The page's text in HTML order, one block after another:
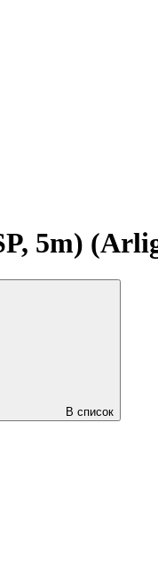
5m)
В список